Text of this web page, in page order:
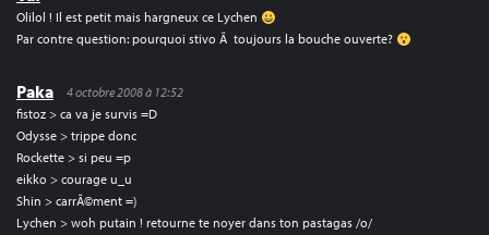
Olilol ! Il est petit mais hargneux ce Lychen
Par contre question: pourquoi stivo Ã toujours la bouche ouverte?
Paka
4 octobre 2008 à 12:52
fistoz > ca va je survis =D
Odysse > trippe donc
Rockette > si peu =p
eikko > courage u_u
Shin > carrÃ©ment =)
Lychen > woh putain ! retourne te noyer dans ton pastagas /o/